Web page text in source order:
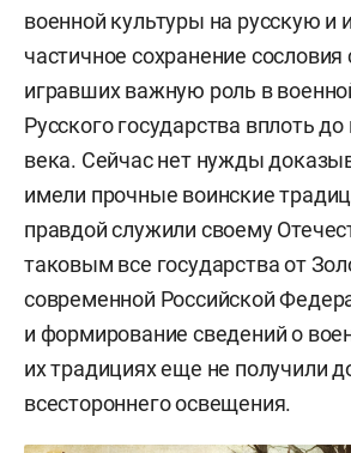
военной культуры на русскую и
частичное сохранение
игравших важную роль в
Русского государства вплоть до
века. Сейчас нет нужды
имели прочные воинские
правдой служили своему
таковым все государства от
современной Российской
и формирование сведений о
их традициях еще не получили
всестороннего освещения.